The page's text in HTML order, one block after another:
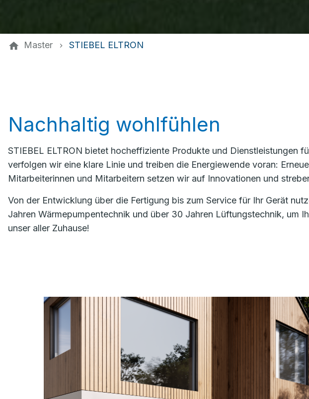
Master STIEBEL ELTRON
Nachhaltig wohlfühlen
STIEBEL ELTRON bietet hocheffiziente Produkte und Dienstleistungen
verfolgen wir eine klare Linie und treiben die Energiewende voran:
Mitarbeiterinnen und Mitarbeitern setzen wir auf Innovationen und
Von der Entwicklung über die Fertigung bis zum Service für Ihr Gerät
Jahren Wärmepumpentechnik und über 30 Jahren Lüftungstechnik, um
unser aller Zuhause!